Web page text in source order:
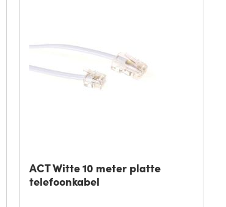
ACT Witte 10 meter platte
telefoonkabel